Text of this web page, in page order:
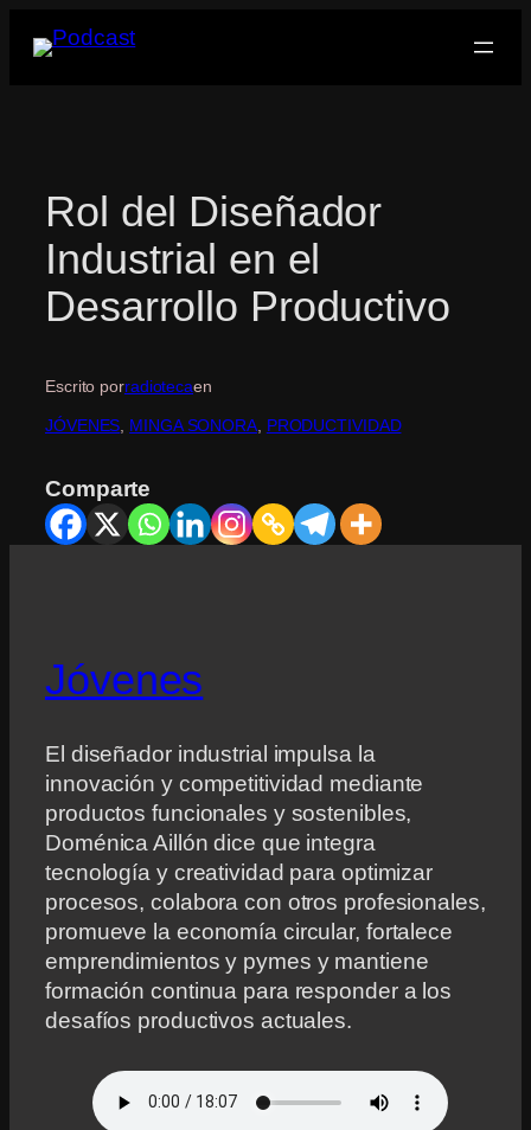
Rol del Diseñador
Industrial en el
Desarrollo Productivo
Escrito porradiotecaen
JÓVENES MINGA SONORA, PRODUCTIVIDAD
Comparte
Jóvenes
El diseñador industrial impulsa la
innovación y competitividad mediante
productos funcionales y sostenibles,
Doménica Aillón dice que integra
tecnología y creatividad para optimizar
procesos, colabora con otros profesionales,
promueve la economía circular, fortalece
emprendimientos y pymes y mantiene
formación continua para responder a los
desafíos productivos actuales.